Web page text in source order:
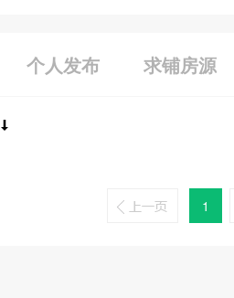
个人发布 求铺房源
1